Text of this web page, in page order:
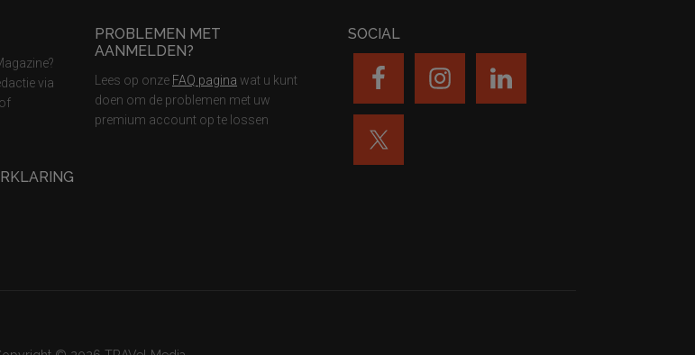
via
of
PROBLEMEN MET
AANMELDEN?
Lees op onze FAQ pagina wat u kunt
doen om de problemen met uw
premium account op te lossen
SOCIAL